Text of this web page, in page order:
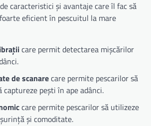
caracteristici și avantaje care îl fac să
eficient în pescuitul la mare
care permit detectarea mișcărilor
de scanarecare permite pescarilor să
captureze pești în ape adânci.
care permite pescarilor să utilizeze
și comoditate.